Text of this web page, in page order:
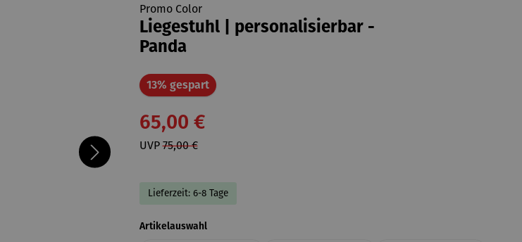
Promo Color
Liegestuhl | personalisierbar -
Panda
13% gespartRabatt
65,00 €
UVP75,00 €
Lieferzeit: 6-8 Tage
Artikelauswahlauswählen